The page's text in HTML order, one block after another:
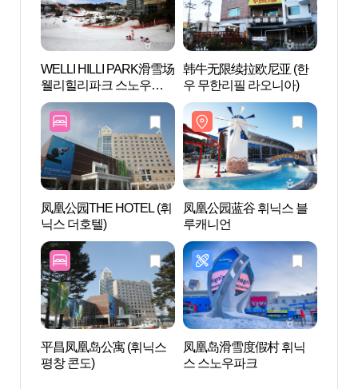
WELLI HILLI PARK滑雪场
웰리힐리파크 스노우파
크
韩牛无限续拉欧尼亚 (한
우 무한리필 라오니아)
凤凰公园THE HOTEL (휘
닉스 더호텔)
凤凰公园蓝谷 휘닉스 블
루캐니언
平昌凤凰岛公寓 (휘닉스
평창 콘도)
凤凰岛滑雪度假村 휘닉
스 스노우파크